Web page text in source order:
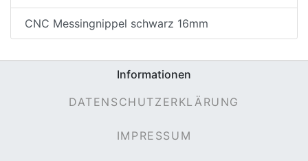
CNC Messingnippel schwarz 16mm
Informationen
DATENSCHUTZERKLÄRUNG
IMPRESSUM